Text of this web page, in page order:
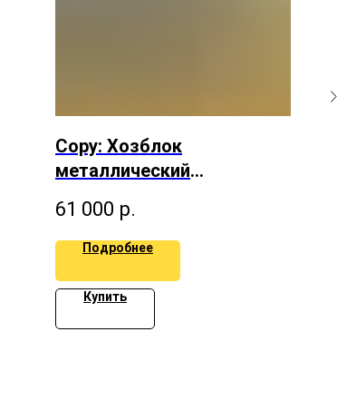
Copy: Хозблок
металлический
61 000 р.
Подробнее
Купить